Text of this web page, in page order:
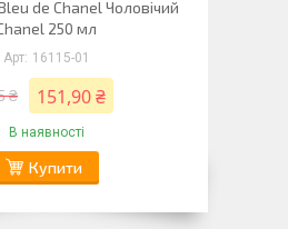
de Chanel Чоловічий
250 мл
16115-01
₴ 151,90 ₴
В наявності
Купити